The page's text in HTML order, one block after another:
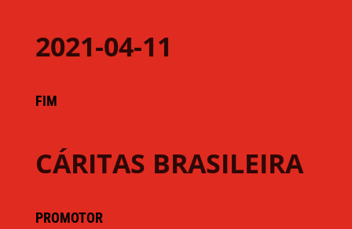
2021-04-11
FIM
CÁRITAS BRASILEIRA
PROMOTOR